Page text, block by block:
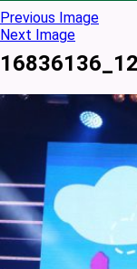
Previous Image
Next Image